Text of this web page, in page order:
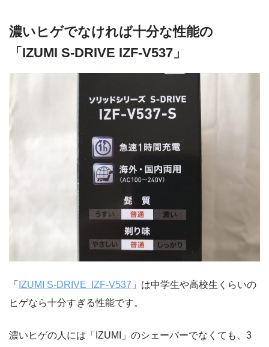
濃いヒゲでなければ十分な性能の
「IZUMI S-DRIVE IZF-V537」
「 IZUMI S-DRIVE IZF-V537 」は中学生や高校生くらいの
ヒゲなら十分すぎる性能です。
濃いヒゲの人には「IZUMI」のシェーバーでなくても、3